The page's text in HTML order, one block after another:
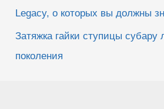
Legacy, о которых вы должны
Затяжка гайки ступицы субару
поколения